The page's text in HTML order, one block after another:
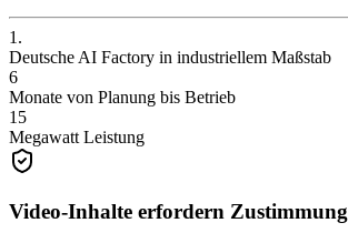
1.
Deutsche AI Factory in industriellem Maßstab
6
Monate von Planung bis Betrieb
15
Megawatt Leistung
Video-Inhalte erfordern Zustimmung